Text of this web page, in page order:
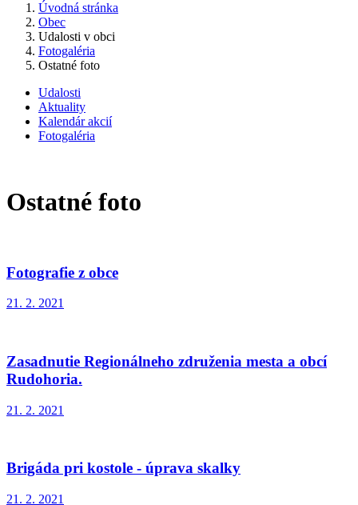
Úvodná stránka
Obec
Udalosti v obci
Fotogaléria
Ostatné foto
Udalosti
Aktuality
Kalendár akcií
Fotogaléria
Ostatné foto
Fotografie z obce
21. 2. 2021
Zasadnutie Regionálneho združenia mesta a obcí
Rudohoria.
21. 2. 2021
Brigáda pri kostole - úprava skalky
21. 2. 2021